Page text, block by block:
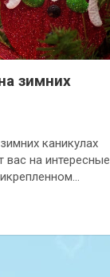
зимних
каникулах
вас на интересные